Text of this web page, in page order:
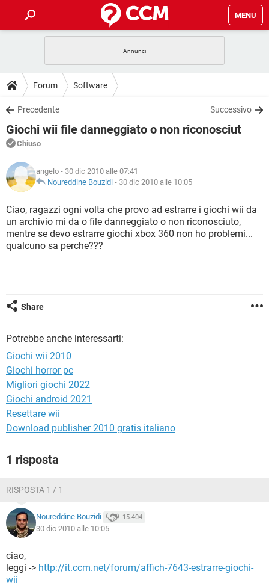
MENU
INTRATTENIMENTO
iOS
INSTAGRAM WHATSAPP
TIKTOK
HARDWARE
GUIDE
COVID-19
iOS
INSTAGRAM
TIKTOK FACEBOOK
DOWNLOAD
COVID-19 GAMING
INTRATTENIMENTO
iOS
INSTAGRAM
TIKTOK FACEBOOK
HARDWARE
FORUM
COVID-19
INTRATTENIMENTO ANDROID
INSTAGRAM WHATSAPP
TIKTOK
GLOSSARIO
COVID-19
INTRATTENIMENTO ANDROID
iOS WINDOWS 10
Forum Software
Precedente Successivo
Giochi wii file danneggiato o non riconosciut
Chiuso
angelo - 30 dic 2010 alle 07:41
Noureddine Bouzidi - 30 dic 2010 alle 10:05
Ciao, ragazzi ogni volta che provo ad estrarre i giochi wii da
un archivio mi da o file danneggiato o non riconosciuto,
mentre se devo estrarre giochi xbox 360 non ho problemi...
qualcuno sa perche???
Share
Potrebbe anche interessarti:
Giochi wii 2010
Giochi horror pc
Migliori giochi 2022
Giochi android 2021
Resettare wii
Download publisher 2010 gratis italiano
1 risposta
RISPOSTA 1 / 1
Noureddine Bouzidi 15.404
30 dic 2010 alle 10:05
ciao,
leggi -> http://it.ccm.net/forum/affich-7643-estrarre-giochi-
wii